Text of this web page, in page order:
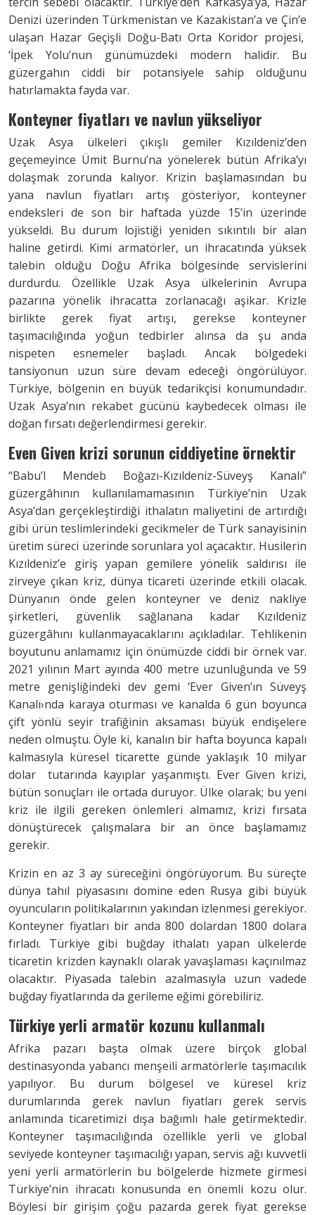
Denizi üzerinden Türkmenistan ve Kazakistan’a ve Çin’e
ulaşan Hazar Geçişli Doğu-Batı Orta Koridor projesi,
‘İpek Yolu’nun günümüzdeki modern halidir. Bu
güzergahın ciddi bir potansiyele sahip olduğunu
hatırlamakta fayda var.
Konteyner fiyatları ve navlunyükseliyor
Uzak Asya ülkeleri çıkışlı gemiler Kızıldeniz’den
geçemeyince Ümit Burnu’na yönelerek bütün Afrika’yı
dolaşmak zorunda kalıyor. Krizin başlamasından bu
yana navlun fiyatları artış gösteriyor, konteyner
endeksleri de son bir haftada yüzde 15’in üzerinde
yükseldi. Bu durum lojistiği yeniden sıkıntılı bir alan
haline getirdi. Kimi armatörler, un ihracatında yüksek
talebin olduğu Doğu Afrika bölgesinde servislerini
durdurdu. Özellikle Uzak Asya ülkelerinin Avrupa
pazarına yönelik ihracatta zorlanacağı aşikar. Krizle
birlikte gerek fiyat artışı, gerekse konteyner
taşımacılığında yoğun tedbirler alınsa da şu anda
nispeten esnemeler başladı. Ancak bölgedeki
tansiyonun uzun süre devam edeceği öngörülüyor.
Türkiye, bölgenin en büyük tedarikçisi konumundadır.
Uzak Asya’nın rekabet gücünü kaybedecek olması ile
doğan fırsatı değerlendirmesi gerekir.
Even Given krizi sorunun ciddiyetine örnektir
“Babu’l Mendeb Boğazı-Kızıldeniz-Süveyş Kanalı”
güzergâhının kullanılamamasının Türkiye’nin Uzak
Asya’dan gerçekleştirdiği ithalatın maliyetini de artırdığı
gibi ürün teslimlerindeki gecikmeler de Türk sanayisinin
üretim süreci üzerinde sorunlara yol açacaktır. Husilerin
Kızıldeniz’e giriş yapan gemilere yönelik saldırısı ile
zirveye çıkan kriz, dünya ticareti üzerinde etkili olacak.
Dünyanın önde gelen konteyner ve deniz nakliye
şirketleri, güvenlik sağlanana kadar Kızıldeniz
güzergâhını kullanmayacaklarını açıkladılar. Tehlikenin
boyutunu anlamamız için önümüzde ciddi bir örnek var.
2021 yılının Mart ayında 400 metre uzunluğunda ve 59
metre genişliğindeki dev gemi ‘Ever Given’ın Süveyş
Kanalı›nda karaya oturması ve kanalda 6 gün boyunca
çift yönlü seyir trafiğinin aksaması büyük endişelere
neden olmuştu. Öyle ki, kanalın bir hafta boyunca kapalı
kalmasıyla küresel ticarette günde yaklaşık 10 milyar
dolar tutarında kayıplar yaşanmıştı. Ever Given krizi,
bütün sonuçları ile ortada duruyor. Ülke olarak; bu yeni
kriz ile ilgili gereken önlemleri almamız, krizi fırsata
dönüştürecek çalışmalara bir an önce başlamamız
gerekir.
Krizin en az 3 ay süreceğini öngörüyorum. Bu süreçte
dünya tahıl piyasasını domine eden Rusya gibi büyük
oyuncuların politikalarının yakından izlenmesi gerekiyor.
Konteyner fiyatları bir anda 800 dolardan 1800 dolara
fırladı. Türkiye gibi buğday ithalatı yapan ülkelerde
ticaretin krizden kaynaklı olarak yavaşlaması kaçınılmaz
olacaktır. Piyasada talebin azalmasıyla uzun vadede
buğday fiyatlarında da gerileme eğimi görebiliriz.
Türkiye yerli armatör kozunu kullanmalı
Afrika pazarı başta olmak üzere birçok global
destinasyonda yabancı menşeili armatörlerle taşımacılık
yapılıyor. Bu durum bölgesel ve küresel kriz
durumlarında gerek navlun fiyatları gerek servis
anlamında ticaretimizi dışa bağımlı hale getirmektedir.
Konteyner taşımacılığında özellikle yerli ve global
seviyede konteyner taşımacılığı yapan, servis ağı kuvvetli
yeni yerli armatörlerin bu bölgelerde hizmete girmesi
Türkiye’nin ihracatı konusunda en önemli kozu olur.
Böylesi bir girişim çoğu pazarda gerek fiyat gerekse